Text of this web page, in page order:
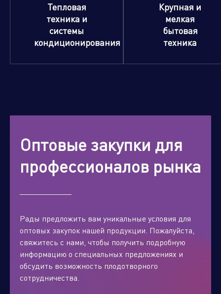
Тепловая
техника и
системы
кондиционирования
Крупная и
мелкая
бытовая
техника
Оптовые закупки для
профессионалов рынка
Рады предложить вам уникальные условия для
оптовых закупок нашей продукции. Пожалуйста,
свяжитесь с нами, чтобы получить подробную
информацию о специальных предложениях и
обсудить возможность плодотворного
сотрудничества.